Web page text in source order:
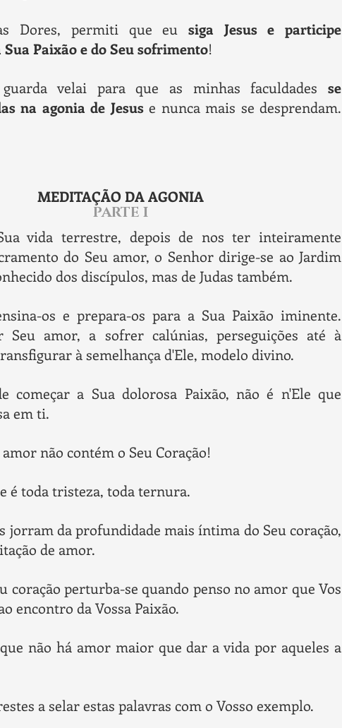
Dores, permiti que eu siga Jesus e participe
Paixão e do Seu sofrimento!
velai para que as minhas faculdades se
na agonia de Jesuse nunca mais se desprendam.
MEDITAÇÃO DA AGONIA
PARTE I
vida terrestre, depois de nos ter inteiramente
do Seu amor, o Senhor dirige-se ao Jardim
dos discípulos, mas de Judas também.
os e prepara-os para a Sua Paixão iminente.
Seu amor, a sofrer calúnias, perseguições até à
à semelhança d'Ele, modelo divino.
começar a Sua dolorosa Paixão, não é n'Ele que
em ti.
não contém o Seu Coração!
é toda tristeza, toda ternura.
jorram da profundidade mais íntima do Seu coração,
de amor.
coração perturba-se quando penso no amor que Vos
encontro da Vossa Paixão.
não há amor maior que dar a vida por aqueles a
a selar estas palavras com o Vosso exemplo.